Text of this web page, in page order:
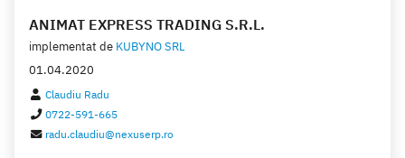
ANIMAT EXPRESS TRADING S.R.L.
implementat de KUBYNO SRL
01.04.2020
Claudiu Radu
0722-591-665
radu.claudiu@nexuserp.ro